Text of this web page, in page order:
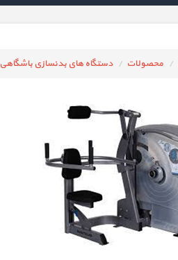
محصولات دستگاه های بدنسازی باشگاهی